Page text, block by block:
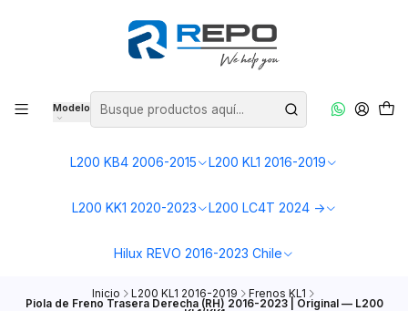
Modelo
L200 KB4 2006-2015 L200 KL1 2016-2019
L200 KK1 2020-2023 L200 LC4T 2024 ->
Hilux REVO 2016-2023 Chile
Inicio L200 KL1 2016-2019 Frenos KL1
Piola de Freno Trasera Derecha (RH) 2016-2023 | Original — L200